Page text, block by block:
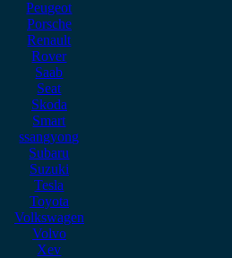
Peugeot
Porsche
Renault
Rover
Saab
Seat
Skoda
Smart
ssangyong
Subaru
Suzuki
Tesla
Toyota
Volkswagen
Volvo
Xev